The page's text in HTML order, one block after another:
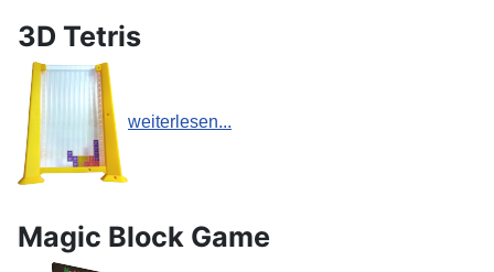
3D Tetris
weiterlesen...
Magic Block Game